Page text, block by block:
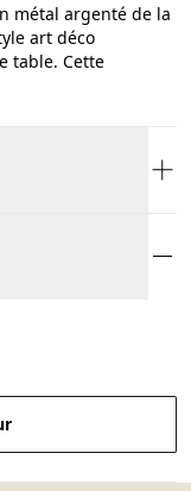
métal argenté de la
art déco
table. Cette